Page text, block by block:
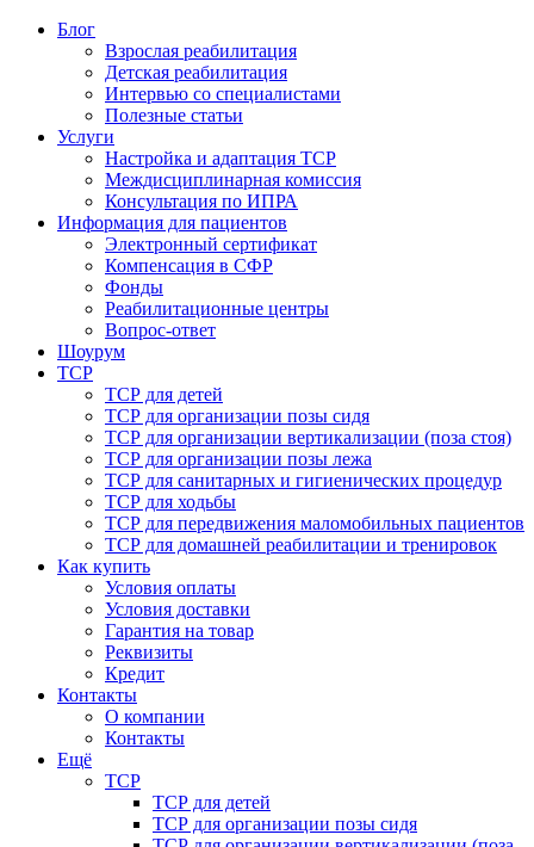
Блог
Взрослая реабилитация
Детская реабилитация
Интервью со специалистами
Полезные статьи
Услуги
Настройка и адаптация ТСР
Междисциплинарная комиссия
Консультация по ИПРА
Информация для пациентов
Электронный сертификат
Компенсация в СФР
Фонды
Реабилитационные центры
Вопрос-ответ
Шоурум
ТСР
ТСР для детей
ТСР для организации позы сидя
ТСР для организации вертикализации (поза стоя)
ТСР для организации позы лежа
ТСР для санитарных и гигиенических процедур
ТСР для ходьбы
ТСР для передвижения маломобильных пациентов
ТСР для домашней реабилитации и тренировок
Как купить
Условия оплаты
Условия доставки
Гарантия на товар
Реквизиты
Кредит
Контакты
О компании
Контакты
Ещё
ТСР
ТСР для детей
ТСР для организации позы сидя